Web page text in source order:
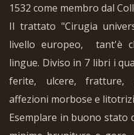
1532 come membro dal
Il trattato "Cirugia
livello europeo, tant'è
lingue. Diviso in 7 libri i
ferite, ulcere, fratture,
affezioni morbose e
Esemplare in buono stato